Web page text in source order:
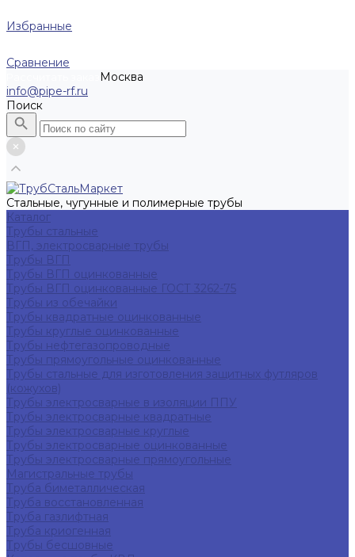
Избранные
Сравнение
Москва
info@pipe-rf.ru
Поиск
Стальные, чугунные и полимерные трубы
Каталог
Трубы стальные
ВГП, электросварные трубы
Трубы ВГП
Трубы ВГП оцинкованные
Трубы ВГП оцинкованные ГОСТ 3262-75
Трубы из обечайки
Трубы квадратные оцинкованные
Трубы круглые оцинкованные
Трубы нефтегазопроводные
Трубы прямоугольные оцинкованные
Трубы стальные для изготовления защитных футляров
(кожухов)
Трубы электросварные в изоляции ППУ
Трубы электросварные квадратные
Трубы электросварные круглые
Трубы электросварные оцинкованные
Трубы электросварные прямоугольные
Магистральные трубы
Труба биметаллическая
Труба восстановленная
Труба газлифтная
Труба криогенная
Трубы бесшовные